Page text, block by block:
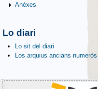
Anèxes
Lo diari
Lo sit del diari
Los arquius ancians numeròs